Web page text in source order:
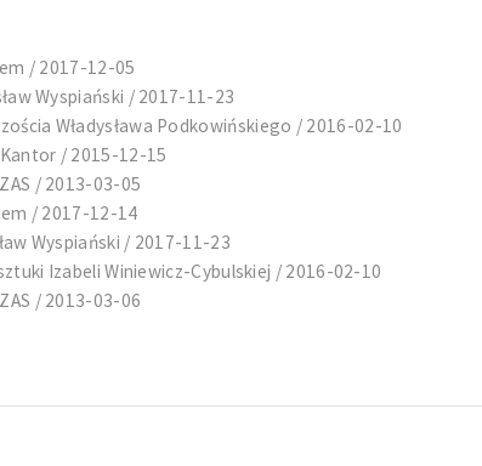
/ 2017-12-05
Wyspiański / 2017-11-23
Władysława Podkowińskiego / 2016-02-10
/ 2015-12-15
/ 2013-03-05
/ 2017-12-14
Wyspiański / 2017-11-23
Izabeli Winiewicz-Cybulskiej / 2016-02-10
/ 2013-03-06